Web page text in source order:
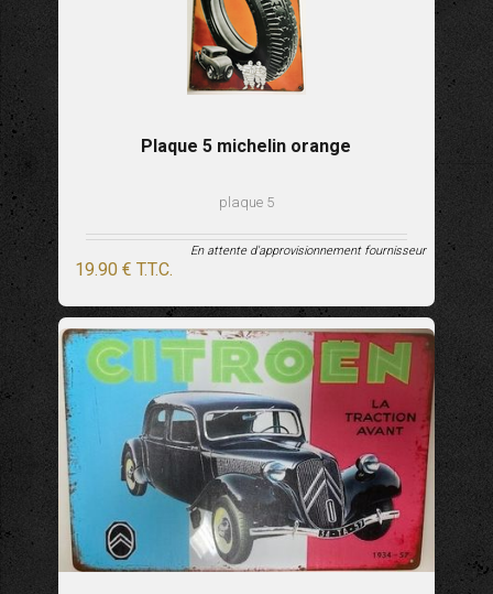
Plaque 5 michelin orange
plaque 5
19.90 € T.T.C.
En attente d'approvisionnement fournisseur